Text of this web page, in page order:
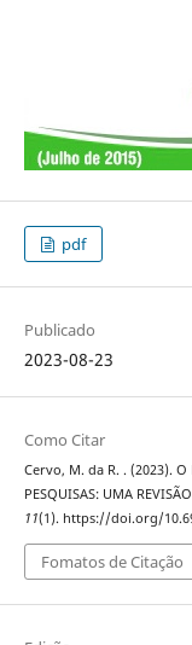
pdf
Publicado
2023-08-23
Como Citar
Cervo, M. da R. . (2023). O
PESQUISAS: UMA
11(1). https://doi.org/
Fomatos de Citação